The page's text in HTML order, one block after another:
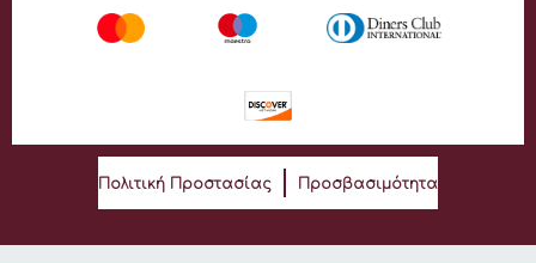
Πολιτική Προστασίας Προσβασιμότητα